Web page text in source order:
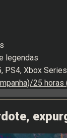
legendas
PS4, Xbox
25 horas